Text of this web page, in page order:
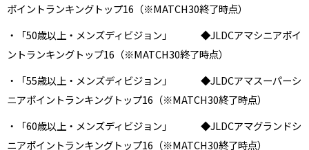
ポイントランキングトップ16（※MATCH30終了時点）
・「50歳以上・メンズディビジョン」 ◆JLDCアマシニアポイ
ントランキングトップ16（※MATCH30終了時点）
・「55歳以上・メンズディビジョン」 ◆JLDCアマスーパーシ
ニアポイントランキングトップ16（※MATCH30終了時点）
・「60歳以上・メンズディビジョン」 ◆JLDCアマグランドシ
ニアポイントランキングトップ16（※MATCH30終了時点）